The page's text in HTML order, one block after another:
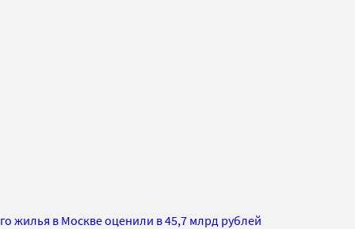
жилья в Москве оценили в 45,7 млрд рублей